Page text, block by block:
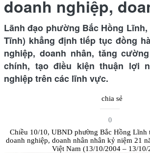
doanh nghiệp,
Lãnh đạo phường Bắc Hồng
Tĩnh) khẳng định tiếp tục đồng
nghiệp, doanh nhân, tăng
chính, tạo điều kiện thuận lợi
nghiệp trên các lĩnh vực.
chia sẻ
0
Chiều 10/10, UBND phường Bắc Hồng Lĩnh
doanh nghiệp, doanh nhân nhân kỷ niệm 21
Việt Nam (13/10/2004 – 13/10/